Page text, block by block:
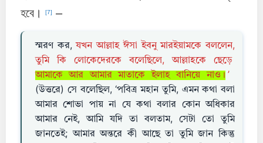
হবে।
[7] –
স্মরণ কর, যখন আল্লাহ ঈসা ইবনু মারইয়ামকে বললেন,
তুমি কি লোকেদেরকে বলেছিলে, আল্লাহকে ছেড়ে
আমাকে আর আমার মাতাকে ইলাহ বানিয়ে নাও। ’
(উত্তরে) সে বলেছিল, ‘পবিত্র মহান তুমি, এমন কথা বলা
আমার শোভা পায় না যে কথা বলার কোন অধিকার
আমার নেই, আমি যদি তা বলতাম, সেটা তো তুমি
জানতেই; আমার অন্তরে কী আছে তা তুমি জান কিন্তু